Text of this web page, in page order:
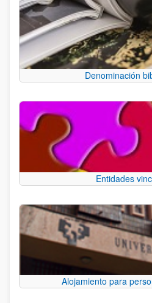
Denominación
Entidades
Alojamiento para